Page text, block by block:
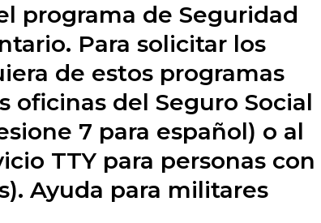
programa de Seguridad
Para solicitar los
de estos programas
oficinas del Seguro Social
7 para español) o al
TTY para personas con
Ayuda para militares